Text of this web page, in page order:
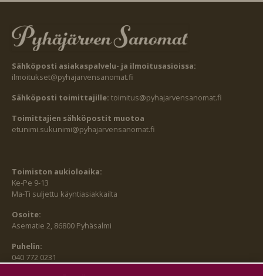
Sähköposti asiakaspalvelu- ja ilmoitusasioissa:
ilmoitukset@pyhajarvensanomat.fi
Sähköposti toimittajille: toimitus@pyhajarvensanomat.fi
Toimittajien sähköpostit muotoa
etunimi.sukunimi@pyhajarvensanomat.fi
Toimiston aukioloaika:
Ke-Pe 9-13
Ma-Ti suljettu käyntiasiakkailta
Osoite:
Asematie 2, 86800 Pyhäsalmi
Puhelin:
040 772 0231